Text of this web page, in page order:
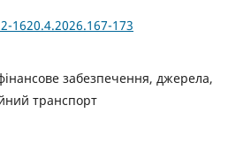
1620.4.2026.167-173
забезпечення, джерела,
транспорт